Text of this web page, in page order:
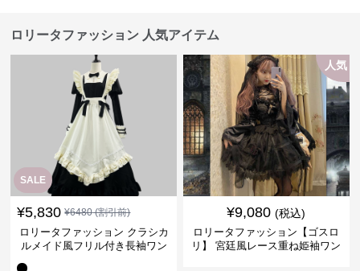
ロリータファッション 人気アイテム
SALE
¥5,830 ¥6480(割引前)
ロリータファッション クラシカ
ルメイド風フリル付き長袖ワン
人気
¥9,080 (税込)
ロリータファッション【ゴスロ
リ】 宮廷風レース重ね姫袖ワン